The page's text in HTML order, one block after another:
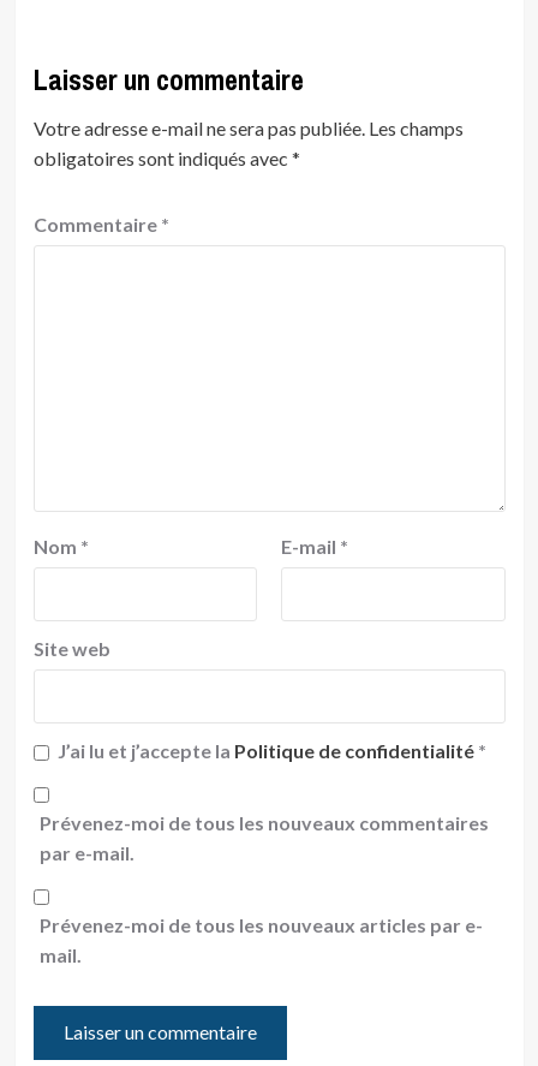
Laisser un commentaire
Votre adresse e-mail ne sera pas publiée. Les champs
obligatoires sont indiqués avec *
Commentaire *
Nom * E-mail *
Site web
J’ai lu et j’accepte la Politique de confidentialité *
Prévenez-moi de tous les nouveaux commentaires
par e-mail.
Prévenez-moi de tous les nouveaux articles par e-
mail.